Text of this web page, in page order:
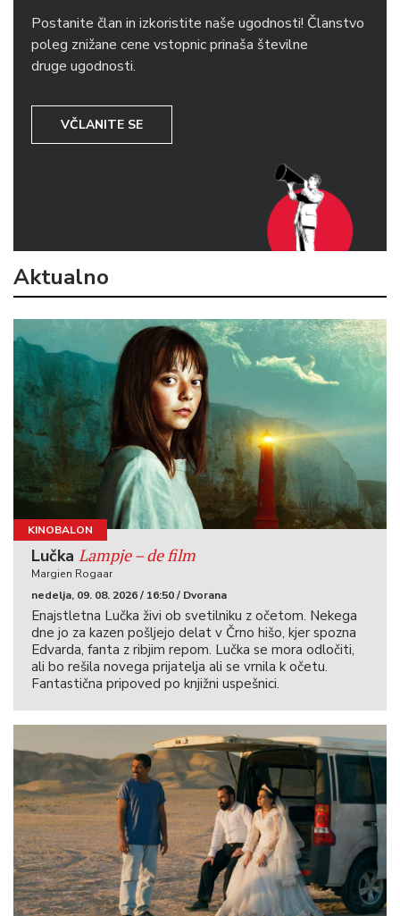
Postanite član in izkoristite naše ugodnosti! Članstvo
poleg znižane cene vstopnic prinaša številne
druge ugodnosti.
VČLANITE SE
Aktualno
KINOBALON
Lučka Lampje – de film
Margien Rogaar
nedelja, 09. 08. 2026 / 16:50 / Dvorana
Enajstletna Lučka živi ob svetilniku z očetom. Nekega
dne jo za kazen pošljejo delat v Črno hišo, kjer spozna
Edvarda, fanta z ribjim repom. Lučka se mora odločiti,
ali bo rešila novega prijatelja ali se vrnila k očetu.
Fantastična pripoved po knjižni uspešnici.